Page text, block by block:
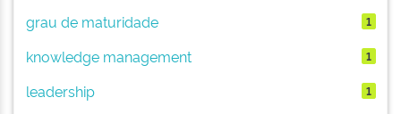
grau de maturidade 1
knowledge management 1
leadership 1